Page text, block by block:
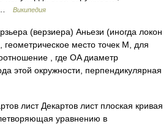
…
Википедия
(верзиера) Аньези (иногда локон
геометрическое место точек M, для
, где OA диаметр
этой окружности, перпендикулярная
лист Декартов лист плоская кривая
уравнению в